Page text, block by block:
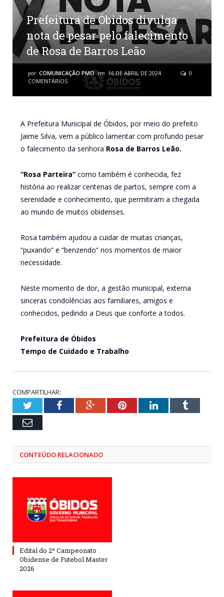
Prefeitura de Óbidos divulga
nota de pesar pelo falecimento
de Rosa de Barros Leão
por COMUNICAÇÃO PMO em 16 DE ABRIL DE 2024
0
COMENTÁRIOS
A Prefeitura Municipal de Óbidos, por meio do prefeito
Jaime Silva, vem a público lamentar com profundo pesar
o falecimento da senhora Rosa de Barros Leão.
“Rosa Parteira”como também é conhecida, fez
história ao realizar centenas de partos, sempre com a
serenidade e conhecimento, que permitiram a chegada
ao mundo de muitos obidenses.
Rosa também ajudou a cuidar de muitas crianças,
“puxando” e “benzendo” nos momentos de maior
necessidade.
Neste momento de dor, a gestão municipal, externa
sinceras condolências aos familiares, amigos e
conhecidos, pedindo a Deus que conforte a todos.
Prefeitura de Óbidos
Tempo de Cuidado e Trabalho
COMPARTILHAR:
TwitterFacebookGoogle+PinterestLinkedInTumblr
Email
CONTEÚDO RELACIONADO
Edital do 2º Campeonato
Obidense de Futebol Master
2026